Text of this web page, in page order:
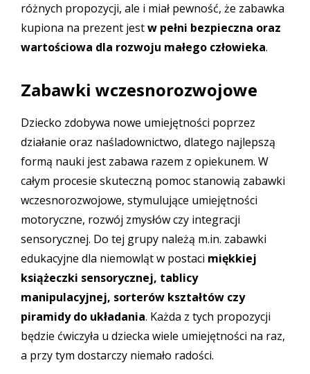
różnych propozycji, ale i miał pewność, że zabawka
kupiona na prezent jestw pełni bezpieczna oraz
wartościowa dla rozwoju małego człowieka.
Zabawki wczesnorozwojowe
Dziecko zdobywa nowe umiejętności poprzez
działanie oraz naśladownictwo, dlatego najlepszą
formą nauki jest zabawa razem z opiekunem. W
całym procesie skuteczną pomoc stanowią zabawki
wczesnorozwojowe, stymulujące umiejętności
motoryczne, rozwój zmysłów czy integracji
sensorycznej. Do tej grupy należą m.in. zabawki
edukacyjne dla niemowląt w postaci miękkiej
książeczki sensorycznej, tablicy
manipulacyjnej, sorterów kształtów czy
piramidy do układania. Każda z tych propozycji
będzie ćwiczyła u dziecka wiele umiejętności na raz,
a przy tym dostarczy niemało radości.